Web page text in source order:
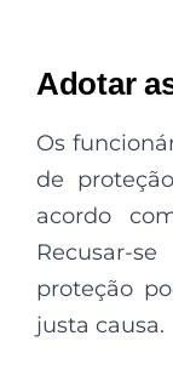
Adotar
Os
de
acordo
Recusar-
proteção
justa causa.